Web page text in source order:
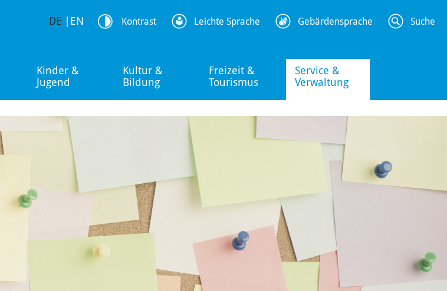
Kinder &
Jugend
Kultur &
Bildung
Freizeit &
Tourismus
Service &
Verwaltung
DE EN Kontrast Leichte Sprache Gebärdensprache Suche